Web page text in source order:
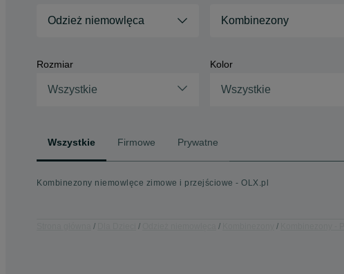
Odzież niemowlęca Kombinezony
Rozmiar
Wszystkie
Kolor
Wszystkie
Wszystkie Firmowe Prywatne
Kombinezony niemowlęce zimowe i przejściowe - OLX.pl